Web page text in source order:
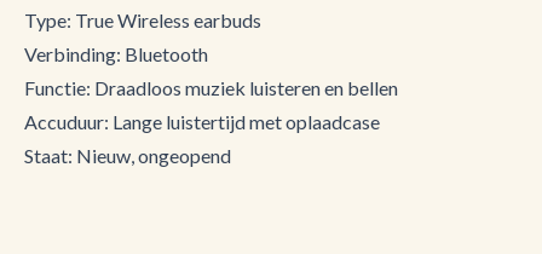
Type: True Wireless earbuds
Verbinding: Bluetooth
Functie: Draadloos muziek luisteren en bellen
Accuduur: Lange luistertijd met oplaadcase
Staat: Nieuw, ongeopend